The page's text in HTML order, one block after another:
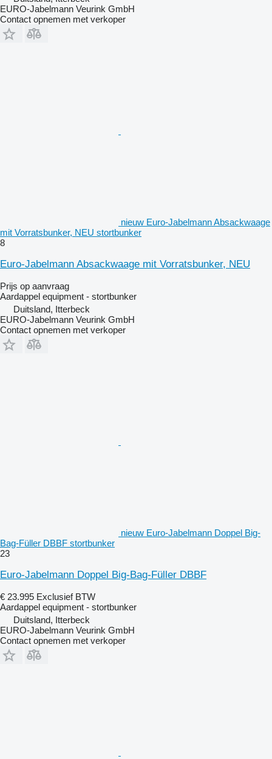
EURO-Jabelmann Veurink GmbH
Contact opnemen met verkoper
nieuw Euro-Jabelmann Absackwaage
mit Vorratsbunker, NEU stortbunker
8
Euro-Jabelmann Absackwaage mit Vorratsbunker, NEU
Prijs op aanvraag
Aardappel equipment - stortbunker
Duitsland, Itterbeck
EURO-Jabelmann Veurink GmbH
Contact opnemen met verkoper
nieuw Euro-Jabelmann Doppel Big-
Bag-Füller DBBF stortbunker
23
Euro-Jabelmann Doppel Big-Bag-Füller DBBF
€ 23.995 Exclusief BTW
Aardappel equipment - stortbunker
Duitsland, Itterbeck
EURO-Jabelmann Veurink GmbH
Contact opnemen met verkoper